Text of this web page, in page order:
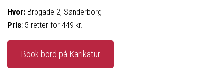
Hvor: Brogade 2, Sønderborg
Pris: 5 retter for 449 kr.
Book bord på Karikatur